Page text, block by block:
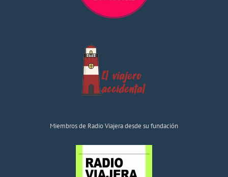
Miembros de Radio Viajera desde su fundación